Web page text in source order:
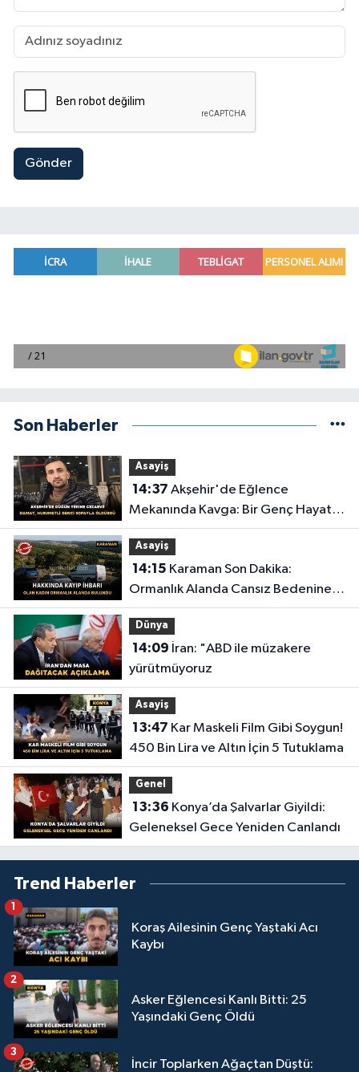
Gönder
Son Haberler
Asayiş
14:37
Mekanında Kavga: Bir Genç Hayatını
Kaybetti
Asayiş
14:15
Ormanlık Alanda Cansız Bedenine
Ulaşıldı
Dünya
14:09
yürütmüyoruz
Asayiş
13:47
450 Bin Lira ve Altın İçin 5 Tutuklama
Genel
13:36
Geleneksel Gece Yeniden Canlandı
Trend Haberler
Koraş Ailesinin Genç Yaştaki Acı
Kaybı
1
Asker Eğlencesi Kanlı Bitti: 25
Yaşındaki Genç Öldü
2
İncir Toplarken Ağaçtan Düştü:
3